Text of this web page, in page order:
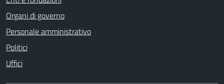
Organi di governo
Personale amministrativo
Politici
Uffici